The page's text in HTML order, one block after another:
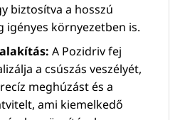
biztosítva a hosszú
környezetben is.
A Pozidriv fej
a csúszás veszélyét,
meghúzást és a
ami kiemelkedő